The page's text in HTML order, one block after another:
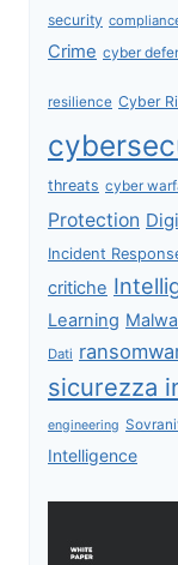
security
Crime cyber
resilience Cyber
threats cyber
Protection
Incident
critiche
Learning
Dati
sicurezza
engineering
Intelligence